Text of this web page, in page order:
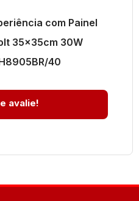
com Painel
35x35cm 30W
40
avalie!